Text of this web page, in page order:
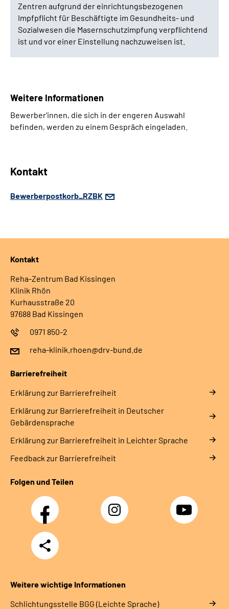
Zentren aufgrund der einrichtungsbezogenen
Impfpflicht für Beschäftigte im Gesundheits- und
Sozialwesen die Masernschutzimpfung verpflichtend
ist und vor einer Einstellung nachzuweisen ist.
Weitere Informationen
Bewerber'innen, die sich in der engeren Auswahl
befinden, werden zu einem Gespräch eingeladen.
Kontakt
Bewerberpostkorb_RZBK
Kontakt
Reha-Zentrum Bad Kissingen
Klinik Rhön
Kurhausstraße 20
97688 Bad Kissingen
0971 850-2
reha-klinik.rhoen@drv-bund.de
Barrierefreiheit
Erklärung zur Barrierefreiheit
Erklärung zur Barrierefreiheit in Deutscher
Gebärdensprache
Erklärung zur Barrierefreiheit in Leichter Sprache
Feedback zur Barrierefreiheit
Folgen und Teilen
Facebook Instagram YouTube
Teilen
Weitere wichtige Informationen
Schlich­tungs­stel­le BGG (Leichte Sprache)